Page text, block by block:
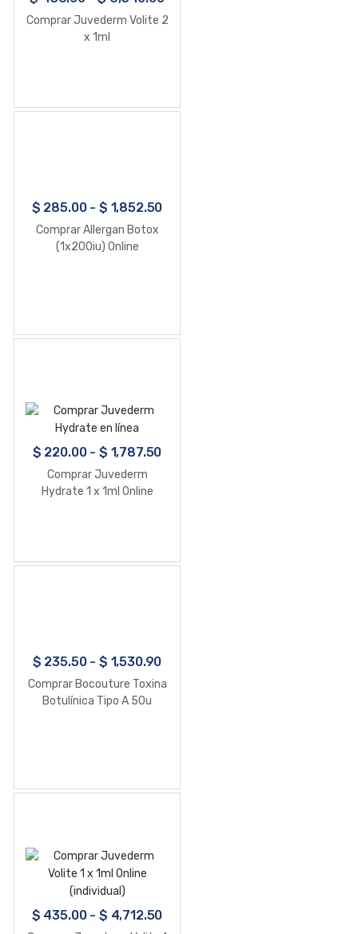
Comprar Juvederm Volite 2
x 1ml
$ 285.00- $ 1,852.50
Comprar Allergan Botox
(1x200iu) Online
$ 220.00- $ 1,787.50
Comprar Juvederm
Hydrate 1 x 1ml Online
$ 235.50- $ 1,530.90
Comprar Bocouture Toxina
Botulínica Tipo A 50u
$ 435.00- $ 4,712.50